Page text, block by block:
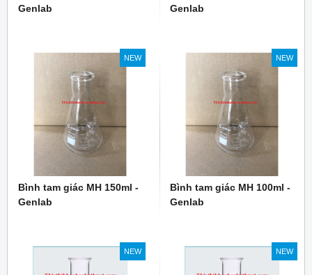
Genlab
Genlab
NEW
Bình tam giác MH 150ml -
Genlab
NEW
Bình tam giác MH 100ml -
Genlab
NEW NEW